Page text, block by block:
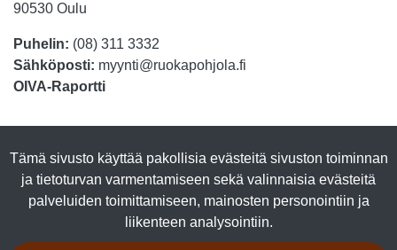
Tämä sivusto käyttää pakollisia evästeitä sivuston toiminnan
ja tietoturvan varmentamiseen sekä valinnaisia evästeitä
palveluiden toimittamiseen, mainosten personointiin ja
liikenteen analysointiin.
90530 Oulu
Puhelin: (08) 311 3332
Sähköposti: myynti@ruokapohjola.fi
OIVA-Raportti
Luomutuotteet
Lihasäilykkeet
Marjajalosteet